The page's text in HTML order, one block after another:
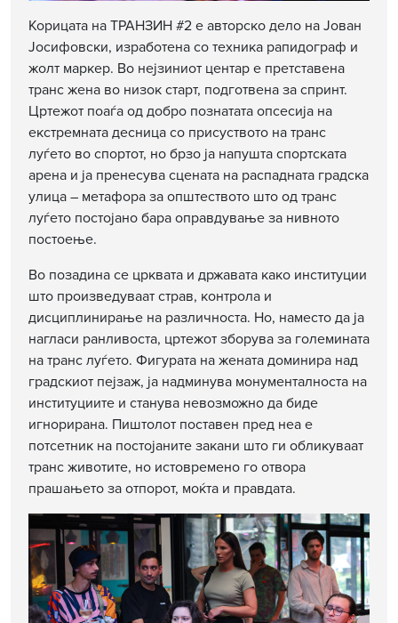
Корицата на ТРАНЗИН #2 е авторско дело на Јован
Јосифовски, изработена со техника рапидограф и
жолт маркер. Во нејзиниот центар е претставена
транс жена во низок старт, подготвена за спринт.
Цртежот поаѓа од добро познатата опсесија на
екстремната десница со присуството на транс
луѓето во спортот, но брзо ја напушта спортската
арена и ја пренесува сцената на распадната градска
улица – метафора за општеството што од транс
луѓето постојано бара оправдување за нивното
постоење.
Во позадина се црквата и државата како институции
што произведуваат страв, контрола и
дисциплинирање на различноста. Но, наместо да ја
нагласи ранливоста, цртежот зборува за големината
на транс луѓето. Фигурата на жената доминира над
градскиот пејзаж, ја надминува монументалноста на
институциите и станува невозможно да биде
игнорирана. Пиштолот поставен пред неа е
потсетник на постојаните закани што ги обликуваат
транс животите, но истовремено го отвора
прашањето за отпорот, моќта и правдата.